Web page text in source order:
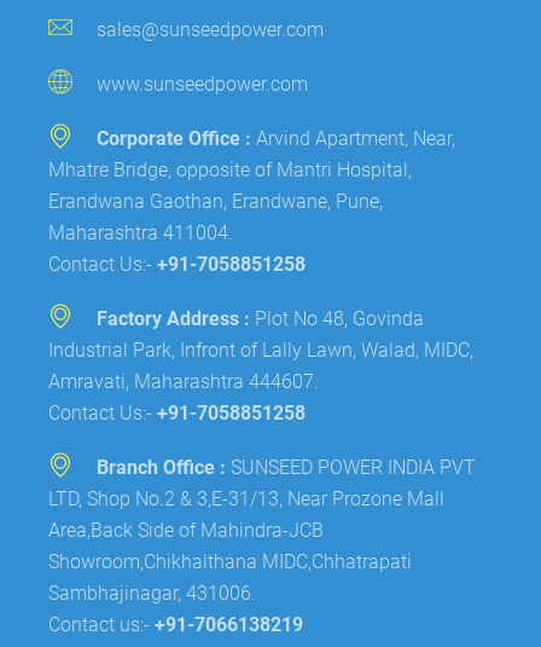
sales@sunseedpower.com
www.sunseedpower.com
Corporate Office : Arvind Apartment, Near,
Mhatre Bridge, opposite of Mantri Hospital,
Erandwana Gaothan, Erandwane, Pune,
Maharashtra 411004.
Contact Us:-+91-7058851258
Factory Address : Plot No 48, Govinda
Industrial Park, Infront of Lally Lawn, Walad, MIDC,
Amravati, Maharashtra 444607.
Contact Us:-+91-7058851258
Branch Office : SUNSEED POWER INDIA PVT
LTD, Shop No.2 & 3,E-31/13, Near Prozone Mall
Area,Back Side of Mahindra-JCB
Showroom,Chikhalthana MIDC,Chhatrapati
Sambhajinagar, 431006.
Contact us:-+91-7066138219